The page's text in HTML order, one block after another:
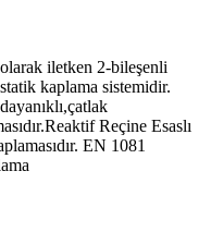
iletken 2-bileşenli
kaplama sistemidir.
Reçine Esaslı
EN 1081